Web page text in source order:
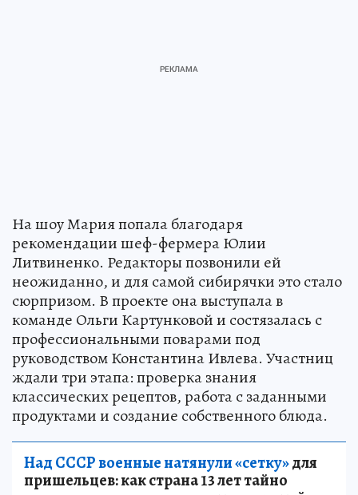
На шоу Мария попала благодаря
рекомендации шеф-фермера Юлии
Литвиненко. Редакторы позвонили ей
неожиданно, и для самой сибирячки это стало
сюрпризом. В проекте она выступала в
команде Ольги Картунковой и состязалась с
профессиональными поварами под
руководством Константина Ивлева. Участниц
ждали три этапа: проверка знания
классических рецептов, работа с заданными
продуктами и создание собственного блюда.
Над СССР военные натянули «сетку»для
пришельцев: как страна 13 лет тайно